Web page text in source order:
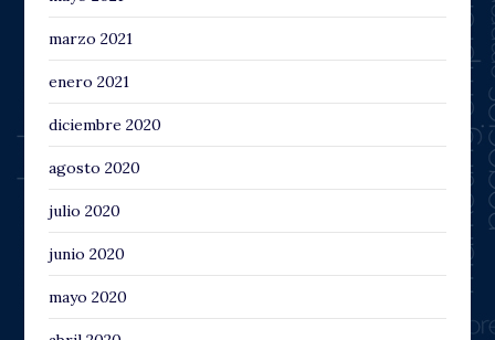
marzo 2021
enero 2021
diciembre 2020
agosto 2020
julio 2020
junio 2020
mayo 2020